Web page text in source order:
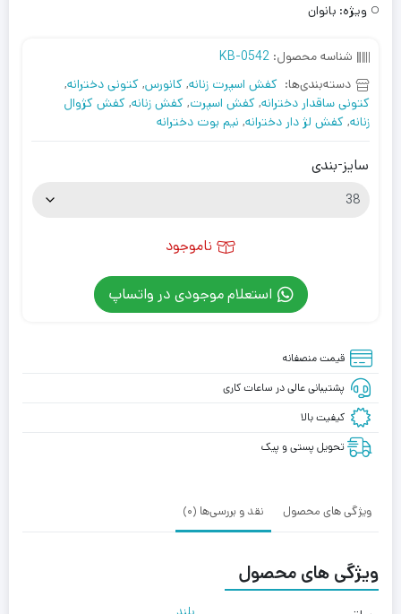
ویژه: بانوان
شناسه محصول: KB-0542
دسته‌بندی‌ها: کفش اسپرت زنانه, کانورس, کتونی دخترانه,
کتونی ساقدار دخترانه, کفش اسپرت, کفش زنانه, کفش کژوال
زنانه, کفش لژ دار دخترانه, نیم بوت دخترانه
سایز-بندی
ناموجود
استعلام موجودی در واتساپ
قیمت منصفانه
پشتیبانی عالی در ساعات کاری
کیفیت بالا
تحویل پستی و پیک
ویژگی های محصول نقد و بررسی‌ها (0)
ویژگی های محصول